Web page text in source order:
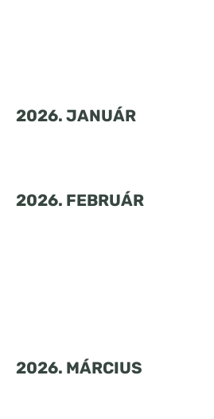
2026. JANUÁR
2026. FEBRUÁR
2026. MÁRCIUS